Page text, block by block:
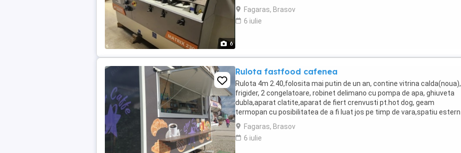
6
imobiliare... la schimb pretul ...
Fagaras, Brasov
6 iulie
Rulota fastfood cafenea
Rulota 4m 2.40,folosita mai putin de un an, contine vitrina calda(noua),
frigider, 2 congelatoare, robinet delimano cu pompa de apa, ghiuveta
dubla,aparat clatite,aparat de fiert crenvusti pt.hot dog, geam
termopan cu posibilitatea de a fi luat jos pe timp de vara,spatiu estern
de depozitare butelie,cablu ...
Fagaras, Brasov
6 iulie